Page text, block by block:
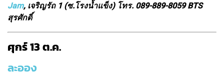
Jam, เจริญรัถ 1 (ซ.โรงน้ำแข็ง) โทร. 089-889-8059 BTS
สุรศักดิ์
ศุกร์ 13 ต.ค.
ละออง